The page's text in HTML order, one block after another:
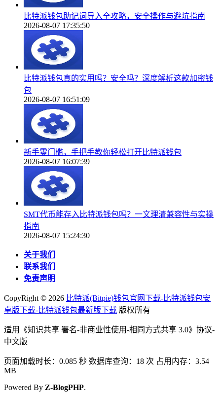
比特派钱包助记词导入全攻略，安全操作与避坑指南
2026-08-07 17:35:50
比特派钱包真的实用吗？安全吗？深度解析这款加密钱
包
2026-08-07 16:51:09
新手零门槛，手把手教你轻松打开比特派钱包
2026-08-07 16:07:39
SMT代币能存入比特派钱包吗？一文理清兼容性与实操
指南
2026-08-07 15:24:30
关于我们
联系我们
免责声明
CopyRight © 2026 比特派(Bitpie)钱包官网下载-比特派钱包安
卓版下载-比特派钱包最新版下载 版权所有
适用《知识共享 署名-非商业性使用-相同方式共享 3.0》协议-
中文版
页面加载时长：0.085 秒 数据库查询：18 次 占用内存：3.54
MB
Powered By Z-BlogPHP.